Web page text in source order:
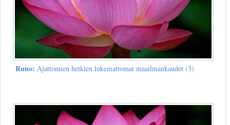
Runo: Ajattomien hetkien lukemattomat maailmankaudet (3)